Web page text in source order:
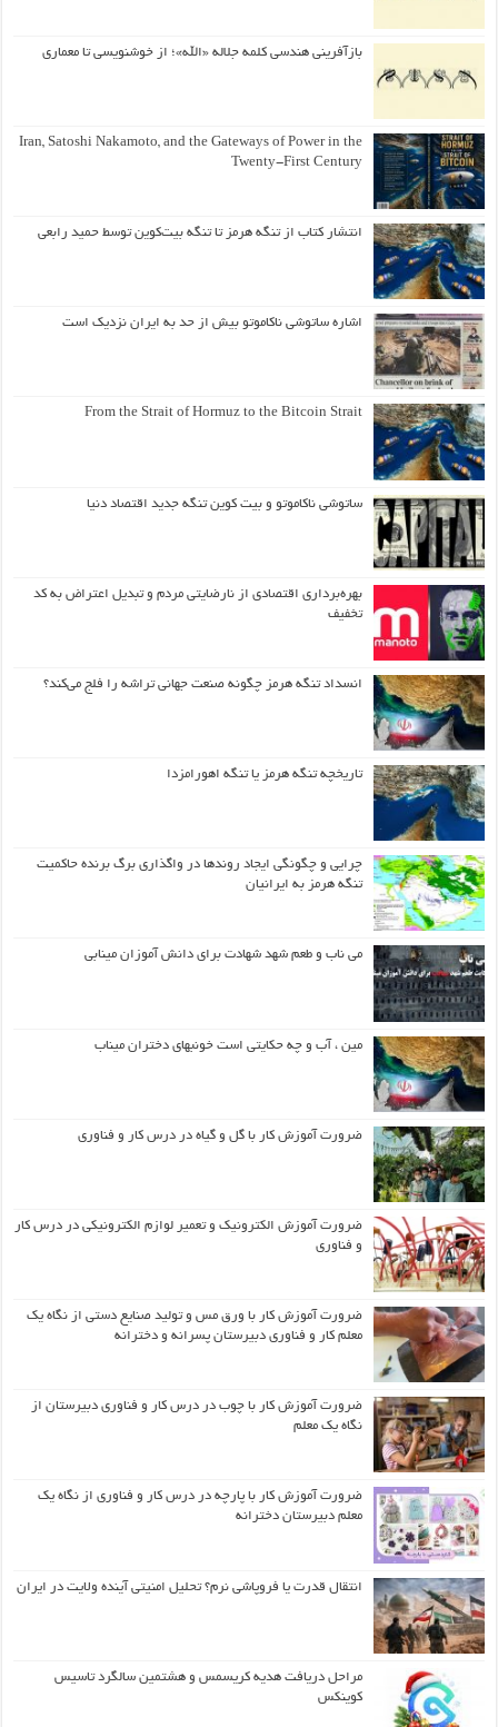
بازآفرینی هندسی کلمه جلاله «الله»؛ از خوشنویسی تا معماری
Iran, Satoshi Nakamoto, and the Gateways of Power in the
Twenty-First Century
انتشار کتاب از تنگه هرمز تا تنگه بیت‌کوین توسط حمید رابعی
اشاره ساتوشی ناکاموتو بیش از حد به ایران نزدیک است
From the Strait of Hormuz to the Bitcoin Strait
ساتوشی ناکاموتو و بیت کوین تنگه جدید اقتصاد دنیا
بهره‌برداری اقتصادی از نارضایتی مردم و تبدیل اعتراض به کد
تخفیف
انسداد تنگه هرمز چگونه صنعت جهانی تراشه را فلج می‌کند؟
تاریخچه تنگه هرمز یا تنگه اهورامزدا
چرایی و چگونگی ایجاد روندها در واگذاری برگ برنده حاکمیت
تنگه هرمز به ایرانیان
می ناب و طعم شهد شهادت برای دانش آموزان مینابی
مین ، آب و چه حکایتی است خونبهای دختران میناب
ضرورت آموزش کار با گل و گیاه در درس کار و فناوری
ضرورت آموزش الکترونیک و تعمیر لوازم الکترونیکی در درس کار
و فناوری
ضرورت آموزش کار با ورق مس و تولید صنایع دستی از نگاه یک
معلم کار و فناوری دبیرستان پسرانه و دخترانه
ضرورت آموزش کار با چوب در درس کار و فناوری دبیرستان از
نگاه یک معلم
ضرورت آموزش کار با پارچه در درس کار و فناوری از نگاه یک
معلم دبیرستان دخترانه
انتقال قدرت یا فروپاشی نرم؟ تحلیل امنیتی آینده ولایت در ایران
مراحل دریافت هدیه کریسمس و هشتمین سالگرد تاسیس
کوینکس